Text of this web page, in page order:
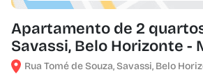
Apartamento de 2
Savassi, Belo Horizonte -
Rua Tomé de Souza, Savassi, Belo